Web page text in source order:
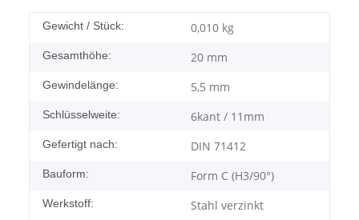
Gewicht / Stück: 0,010 kg
Gesamthöhe: 20 mm
Gewindelänge: 5,5 mm
Schlüsselweite: 6kant / 11mm
Gefertigt nach: DIN 71412
Bauform: Form C (H3/90°)
Werkstoff: Stahl verzinkt